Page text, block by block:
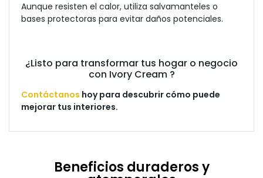
Aunque resisten el calor, utiliza salvamanteles o
bases protectoras para evitar daños potenciales.
¿Listo para transformar tus hogar o negocio
con Ivory Cream ?
Contáctanos hoy para descubrir cómo puede
mejorar tus interiores.
Beneficios duraderos y